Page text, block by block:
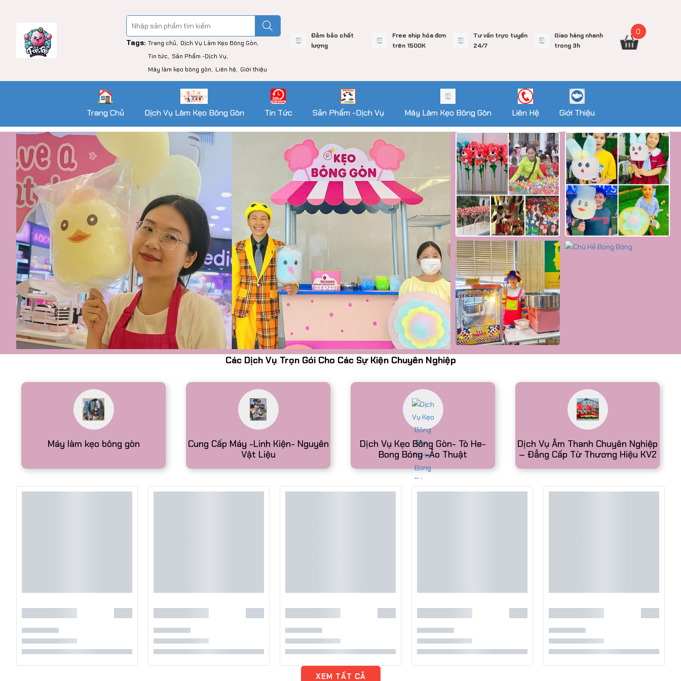
Tags: Trang chủ
Dịch Vụ Làm Kẹo Bông Gòn
Tin tức
Sản Phẩm -Dịch Vụ
Máy làm kẹo bông gòn
Liên hệ Giới thiệu
Đảm bảo chất
lượng
Free ship hóa đơn
trên 1500K
Tư vấn trực tuyến
24/7
Giao hàng nhanh
trong 3h
0
Trang Chủ Dịch Vụ Làm Kẹo Bông Gòn Tin Tức Sản Phẩm -Dịch Vụ Máy Làm Kẹo Bông Gòn Liên Hệ Giới Thiệu
Các Dịch Vụ Trọn Gói Cho Các Sự Kiện Chuyên Nghiệp
Máy làm kẹo bông gòn
Cung Cấp Máy -Linh Kiện- Nguyên
Vật Liệu
Dịch Vụ Kẹo Bông Gòn- Tò He-
Bong Bóng -Ảo Thuật
Dịch Vụ Âm Thanh Chuyên Nghiệp
– Đẳng Cấp Từ Thương Hiệu KV2
XEM TẤT CẢ
Động – Phiên Bản Cao Cấp Dành Cho Người
Máy làm kẹo bông gòn 12V chuyên bán lưu động, thùng inox
toàn bộ, cối nhôm tiện nguyên khối, mô tơ chạy trực tiếp, ống
khò CNC lửa mạnh – bền, đẹp, dễ vệ sinh. Giao hàng toàn quốc,
Làm Bắp Rang Bơ Khu Vực Hà Nội – Dịch Vụ
Hấp Dẫn Cho Sự Kiện & Bán Hàng Lưu Động
Giới thiệu dịch vụ làm bắp rang bơ tại Hà NộiBạn đang tìm dịch
trường học, trung tâm thương mại hay tiệc sinh nhật?Chúng